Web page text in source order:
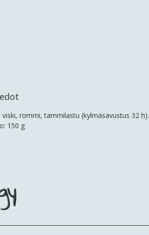
viski, rommi, tammilastu (kylmäsavustus 32 h).
150 g